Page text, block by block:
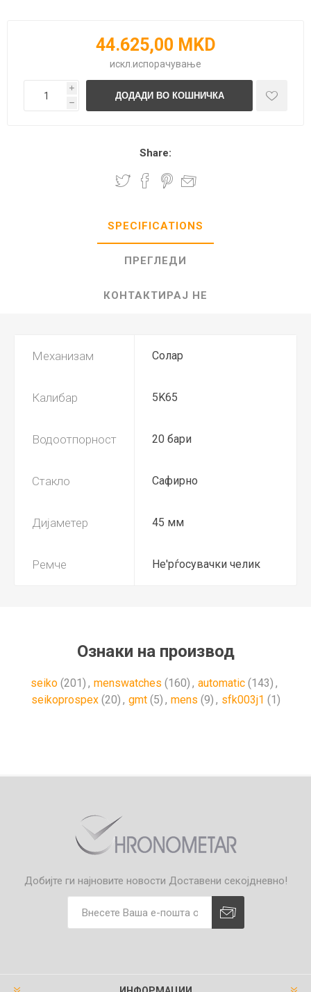
44.625,00 MKD
искл. испорачување
i
h
Share:
SPECIFICATIONS
ПРЕГЛЕДИ
КОНТАКТИРАЈ НЕ
Механизам Солар
Калибар 5K65
Водоотпорност 20 бари
Стакло Сафирно
Дијаметер 45 мм
Ремче Не'рѓосувачки челик
Ознаки на производ
seiko (201) , menswatches (160) , automatic (143) ,
seikoprospex (20) , gmt (5) , mens (9) , sfk003j1 (1)
Добијте ги најновите новости Доставени секојдневно!